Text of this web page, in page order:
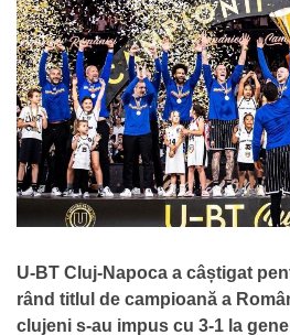
U-BT Cluj-Napoca a câștigat
rând titlul de campioană a
clujeni s-au impus cu 3-1 la